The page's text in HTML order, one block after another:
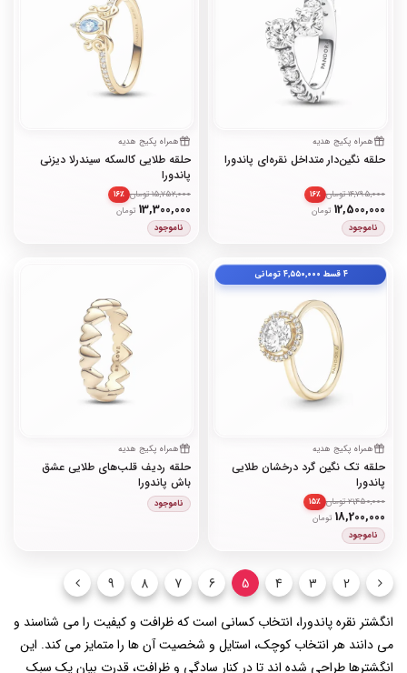
همراه پکیج هدیه
حلقه نگین‌دار متداخل نقره‌ای پاندورا
12,500,000 تومان
14,795,000 تومان ۱۶٪
ناموجود
همراه پکیج هدیه
حلقه طلایی کالسکه سیندرلا دیزنی
پاندورا
13,300,000 تومان
15,752,000 تومان ۱۶٪
ناموجود
۴ قسط ۴٬۵۵۰٬۰۰۰ تومانی
همراه پکیج هدیه
حلقه تک نگین گرد درخشان طلایی
پاندورا
18,200,000 تومان
21,450,000 تومان ۱۵٪
ناموجود
همراه پکیج هدیه
حلقه ردیف قلب‌های طلایی عشق
باش پاندورا
ناموجود
2
3
4
5
6
7
8
9
انگشتر نقره پاندورا، انتخاب کسانی است که ظرافت و کیفیت را می‌ شناسند و
می ‌دانند هر انتخاب کوچک، استایل و شخصیت آن‌ ها را متمایز می ‌کند. این
انگشترها طراحی شده ‌اند تا در کنار سادگی و ظرافت، قدرت بیان یک سبک